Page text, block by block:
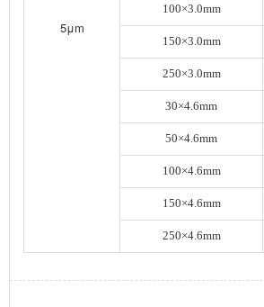
5μm
100×3.0mm
150×3.0mm
250×3.0mm
30×4.6mm
50×4.6mm
100×4.6mm
150×4.6mm
250×4.6mm